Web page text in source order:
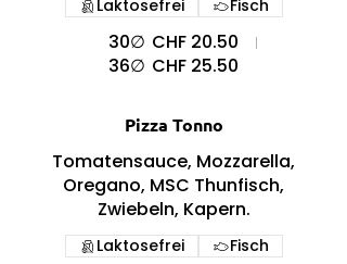
30∅ CHF 20.50
36∅ CHF 25.50
Laktosefrei Fisch
Pizza Tonno
Tomatensauce, Mozzarella,
Oregano, MSC Thunfisch,
Zwiebeln, Kapern.
Laktosefrei Fisch